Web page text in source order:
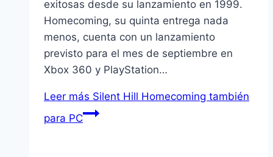
exitosas desde su lanzamiento en 1999.
Homecoming, su quinta entrega nada
menos, cuenta con un lanzamiento
previsto para el mes de septiembre en
Xbox 360 y PlayStation…
Leer más Silent Hill Homecoming también
para PC